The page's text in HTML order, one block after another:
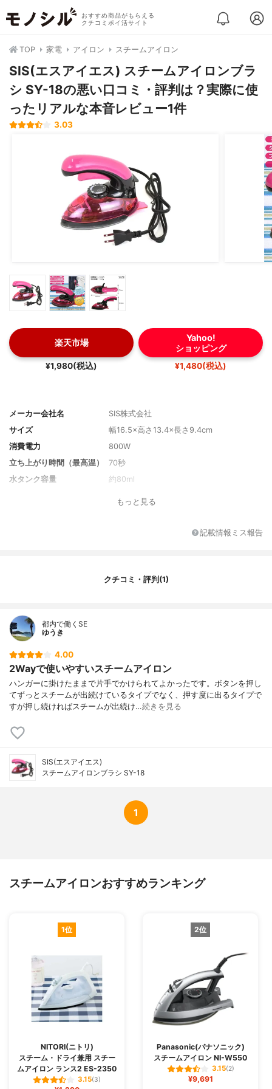
おすすめ商品がもらえる
クチコミポイ活サイト
TOP 家電 アイロン スチームアイロン
SIS(エスアイエス) スチームアイロンブラ
シ SY-18の悪い口コミ・評判は？実際に使
ったリアルな本音レビュー1件
3.03
楽天市場
¥1,980(税込)
Yahoo!
ショッピング
¥1,480(税込)
メーカー会社名
SIS株式会社
サイズ
幅16.5×高さ13.4×長さ9.4cm
消費電力
800W
立ち上がり時間（最高温）
70秒
水タンク容量
約80ml
-
もっと見る
記載情報ミス報告
クチコミ・評判(1)
都内で働くSE
ゆうき
4.00
2Wayで使いやすいスチームアイロン
ハンガーに掛けたままで片手でかけられてよかったです。ボタンを押し
てずっとスチームが出続けているタイプでなく、押す度に出るタイプで
すが押し続ければスチームが出続け…続きを見る
SIS(エスアイエス)
スチームアイロンブラシ SY-18
1
スチームアイロンおすすめランキング
1位
NITORI(ニトリ)
スチーム・ドライ兼用 スチー
ムアイロン ランス2 ES-2350
3.15(3)
2位
Panasonic(パナソニック)
スチームアイロン NI-W550
3.15(2)
¥9,691